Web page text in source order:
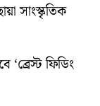
সাংস্কৃতিক
‘ব্রেস্ট ফিডিং